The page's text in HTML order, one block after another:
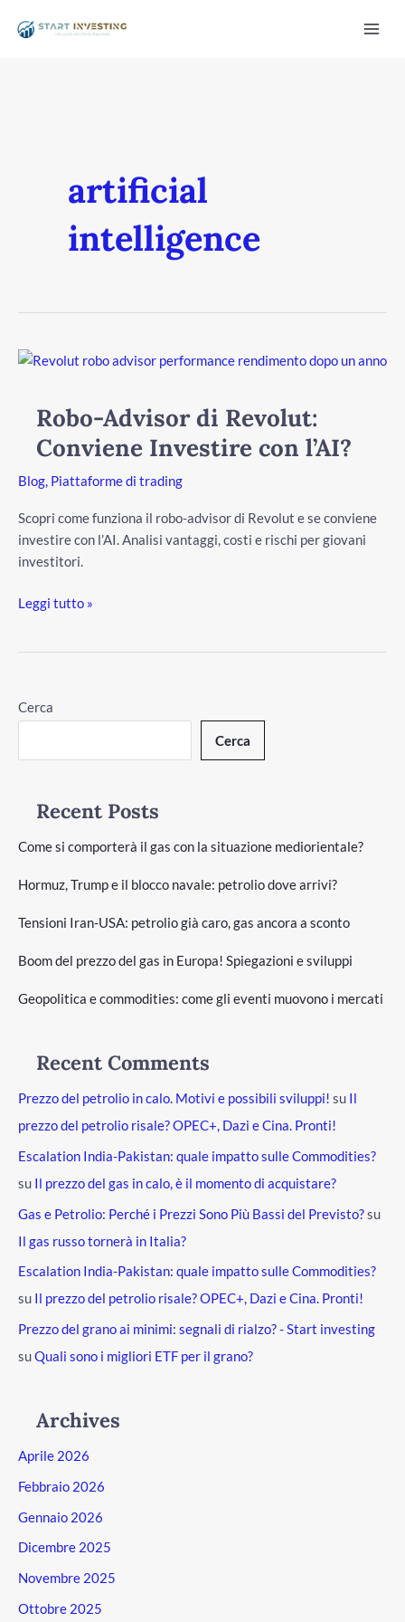
artificial
intelligence
Robo-Advisor di Revolut:
Conviene Investire con l’AI?
Blog, Piattaforme di trading
Scopri come funziona il robo-advisor di Revolut e se conviene
investire con l’AI. Analisi vantaggi, costi e rischi per giovani
investitori.
Robo-
Revolut:
Conviene
con
Leggi tutto »
Cerca
Cerca
Recent Posts
Come si comporterà il gas con la situazione mediorientale?
Hormuz, Trump e il blocco navale: petrolio dove arrivi?
Tensioni Iran-USA: petrolio già caro, gas ancora a sconto
Boom del prezzo del gas in Europa! Spiegazioni e sviluppi
Geopolitica e commodities: come gli eventi muovono i mercati
Recent Comments
Prezzo del petrolio in calo. Motivi e possibili sviluppi! su Il
prezzo del petrolio risale? OPEC+, Dazi e Cina. Pronti!
Escalation India-Pakistan: quale impatto sulle Commodities?
su Il prezzo del gas in calo, è il momento di acquistare?
Gas e Petrolio: Perché i Prezzi Sono Più Bassi del Previsto?su
Il gas russo tornerà in Italia?
Escalation India-Pakistan: quale impatto sulle Commodities?
su Il prezzo del petrolio risale? OPEC+, Dazi e Cina. Pronti!
Prezzo del grano ai minimi: segnali di rialzo? - Start investing
suQuali sono i migliori ETF per il grano?
Archives
Aprile 2026
Febbraio 2026
Gennaio 2026
Dicembre 2025
Novembre 2025
Ottobre 2025